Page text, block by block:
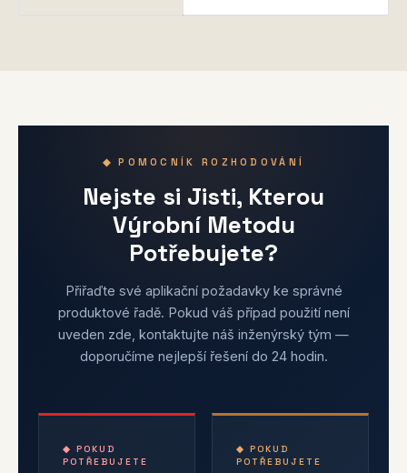
◆ POMOCNÍK ROZHODOVÁNÍ
Nejste si Jisti, Kterou
Výrobní Metodu
Potřebujete?
Přiřaďte své aplikační požadavky ke správné
produktové řadě. Pokud váš případ použití není
uveden zde, kontaktujte náš inženýrský tým —
doporučíme nejlepší řešení do 24 hodin.
◆ POKUD
POTŘEBUJETE
◆ POKUD
POTŘEBUJETE